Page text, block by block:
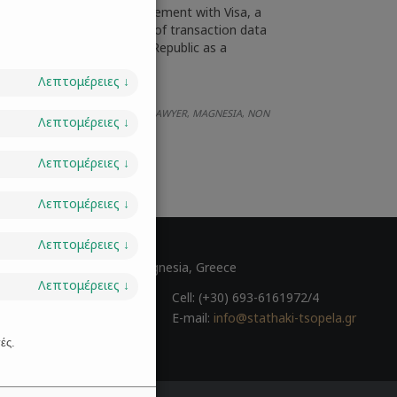
has reached an agreement with Visa, a
for the provision of transaction data
to promote the Hellenic Republic as a
LAWYER, MAGNESIA, NON
45, Volos 38221, Magnesia, Greece
24210-30131
Cell: (+30) 693-6161972/4
E-mail: info@stathaki-tsopela.gr
Λεπτομέρειες ↓
Λεπτομέρειες ↓
Λεπτομέρειες ↓
Λεπτομέρειες ↓
Λεπτομέρειες ↓
Λεπτομέρειες ↓